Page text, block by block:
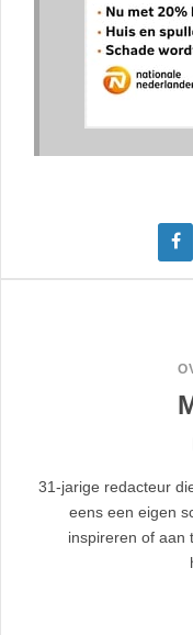
31-jarige redacteur
eens een eigen
inspireren of aan